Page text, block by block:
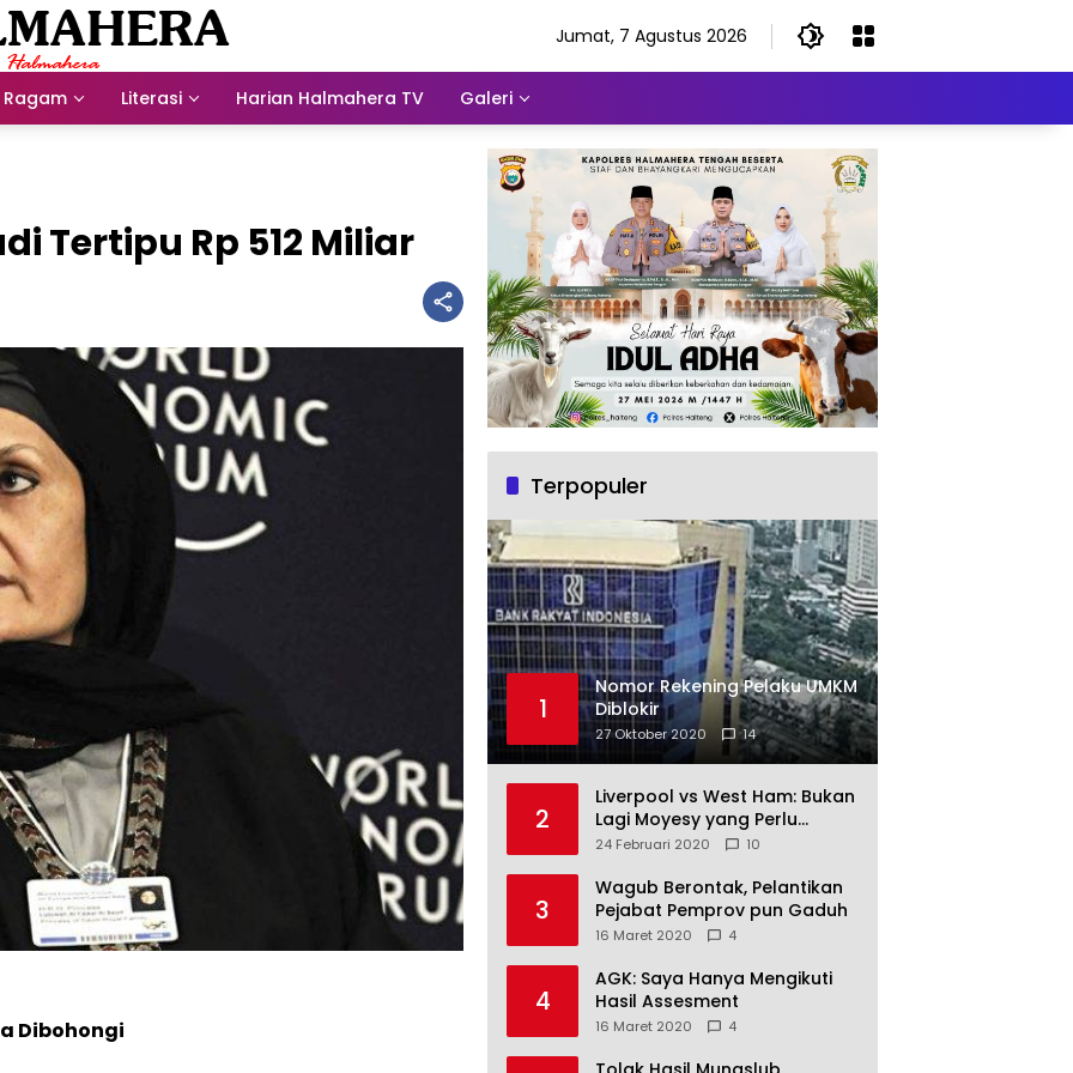
Jumat, 7 Agustus 2026
Ragam Literasi Harian Halmahera TV Galeri
Tertipu Rp 512 Miliar
Dibohongi
Terpopuler
1
Nomor Rekening Pelaku UMKM
Diblokir
27 Oktober 2020 14
2
Liverpool vs West Ham: Bukan
Lagi Moyesy yang Perlu
Ditakuti
24 Februari 2020 10
3
Wagub Berontak, Pelantikan
Pejabat Pemprov pun Gaduh
16 Maret 2020 4
4
AGK: Saya Hanya Mengikuti
Hasil Assesment
16 Maret 2020 4